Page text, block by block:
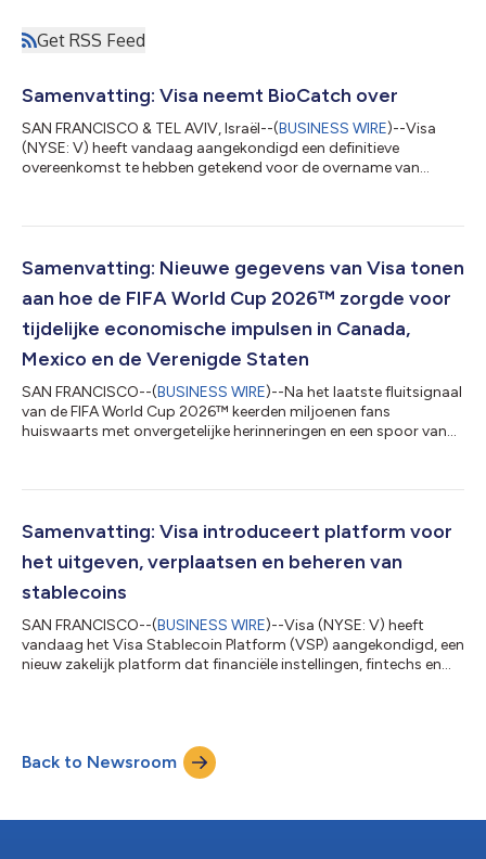
Get RSS Feed
Samenvatting: Visa neemt BioCatch over
SAN FRANCISCO & TEL AVIV, Israël--(BUSINESS WIRE)--Visa
(NYSE: V) heeft vandaag aangekondigd een definitieve
overeenkomst te hebben getekend voor de overname van
fondsen beheerd door Permira en andere aandeelhouders voor $
aanvulling op Visa's bestaande oplossingen voor
cyberbeveiliging, fraude, risicobeheer en beveiliging en...
Samenvatting: Nieuwe gegevens van Visa tonen
aan hoe de FIFA World Cup 2026™ zorgde voor
tijdelijke economische impulsen in Canada,
Mexico en de Verenigde Staten
SAN FRANCISCO--(BUSINESS WIRE)--Na het laatste fluitsignaal
van de FIFA World Cup 2026™ keerden miljoenen fans
huiswaarts met onvergetelijke herinneringen en een spoor van
uitgaven tijdens het toernooi zorgden voor een aanzienlijke
gaststeden in Canada, Mexico en de Verenigde Staten. Deze
bekendmaking is officieel geldend...
Samenvatting: Visa introduceert platform voor
het uitgeven, verplaatsen en beheren van
stablecoins
SAN FRANCISCO--(BUSINESS WIRE)--Visa (NYSE: V) heeft
vandaag het Visa Stablecoin Platform (VSP) aangekondigd, een
nieuw zakelijk platform dat financiële instellingen, fintechs en
het VSP financiële instellingen, fintechs en andere
betaaldienstverleners een eenvoudige manier om stablecoins te
verkrijgen, op te slaan en in t...
Back to Newsroom